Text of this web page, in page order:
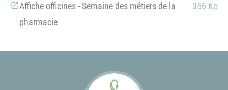
Affiche officines - Semaine des métiers de la
pharmacie
356 Ko